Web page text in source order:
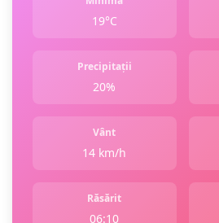
19°C
Precipitații
20%
Vânt
14 km/h
Răsărit
06:10